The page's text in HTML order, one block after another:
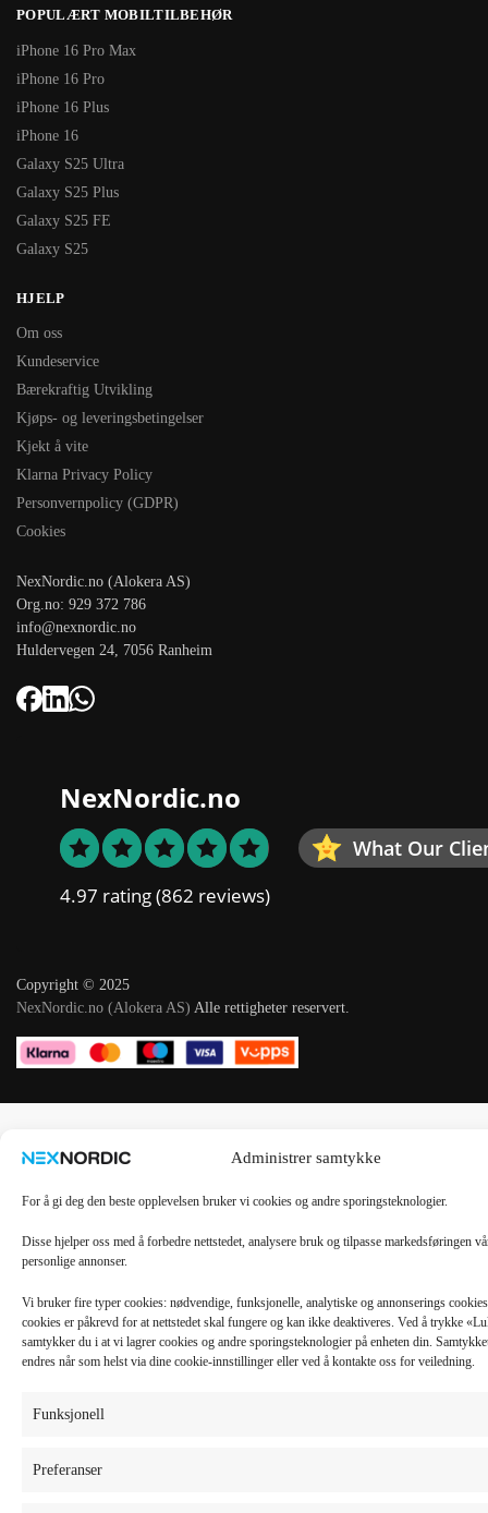
Administrer samtykke
For å gi deg den beste opplevelsen bruker vi cookies og andre sporingsteknologier.
Disse hjelper oss med å forbedre nettstedet, analysere bruk og tilpasse markedsføringen
personlige annonser.
Vi bruker fire typer cookies: nødvendige, funksjonelle, analytiske og annonserings
cookies er påkrevd for at nettstedet skal fungere og kan ikke deaktiveres. Ved å trykke
samtykker du i at vi lagrer cookies og andre sporingsteknologier på enheten din.
endres når som helst via dine cookie-innstillinger eller ved å kontakte oss for veiledning.
Funksjonell
Preferanser
POPULÆRT MOBILTILBEHØR
iPhone 16 Pro Max
iPhone 16 Pro
iPhone 16 Plus
iPhone 16
Galaxy S25 Ultra
Galaxy S25 Plus
Galaxy S25 FE
Galaxy S25
HJELP
Om oss
Kundeservice
Bærekraftig Utvikling
Kjøps- og leveringsbetingelser
Kjekt å vite
Klarna Privacy Policy
Personvernpolicy (GDPR)
Cookies
NexNordic.no (Alokera AS)
Org.no: 929 372 786
info@nexnordic.no
Huldervegen 24, 7056 Ranheim
NexNordic.no
What Our
4.97 rating(862 reviews)
Copyright © 2025
NexNordic.no (Alokera AS) Alle rettigheter reservert.